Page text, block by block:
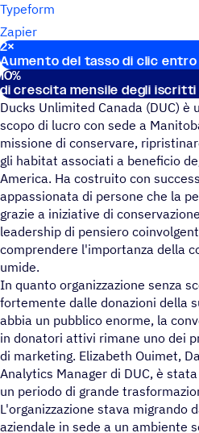
Typeform
Zapier
Stati­sti­che importanti
2×
Aumento del tasso di clic
10%
di crescita mensile degli iscritti
Ducks Unlimited Canada (DUC) è
scopo di lucro con sede a
missione di conservare,
gli habitat associati a beneficio
America. Ha costruito con
appassionata di persone che la
grazie a iniziative di
leadership di pensiero
comprendere l'importanza della
umide.
In quanto organizzazione senza
fortemente dalle donazioni della
abbia un pubblico enorme, la
in donatori attivi rimane uno dei
di marketing. Elizabeth Ouimet,
Analytics Manager di DUC, è
un periodo di grande
L'organizzazione stava migrando
aziendale in sede a un ambiente